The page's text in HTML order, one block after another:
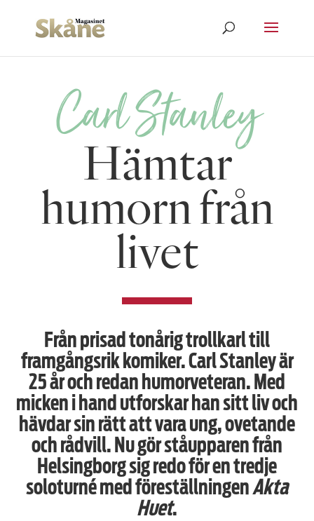
Carl Stanley
Hämtar
humorn från
livet
Från prisad tonårig trollkarl till
framgångsrik komiker. Carl Stanley är
25 år och redan humor­veteran. Med
micken i hand utforskar han sitt liv och
hävdar sin rätt att vara ung, ovetande
och rådvill. Nu gör ståupparen från
Helsingborg sig redo för en tredje
soloturné med föreställningenAkta
Huet.